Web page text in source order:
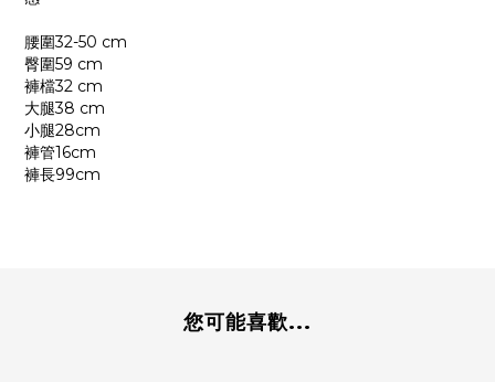
腰圍32-50 cm
臀圍59 cm
褲檔32 cm
大腿38 cm
小腿28cm
褲管16cm
褲長99cm
您可能喜歡...